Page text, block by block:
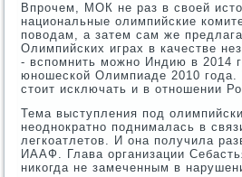
Впрочем, МОК не раз в своей
национальные олимпийские
поводам, а затем сам же
Олимпийских играх в качестве
- вспомнить можно Индию в 2014
юношеской Олимпиаде 2010 года.
стоит исключать и в отношении
Тема выступления под
неоднократно поднималась в
легкоатлетов. И она получила
ИААФ. Глава организации
никогда не замеченным в